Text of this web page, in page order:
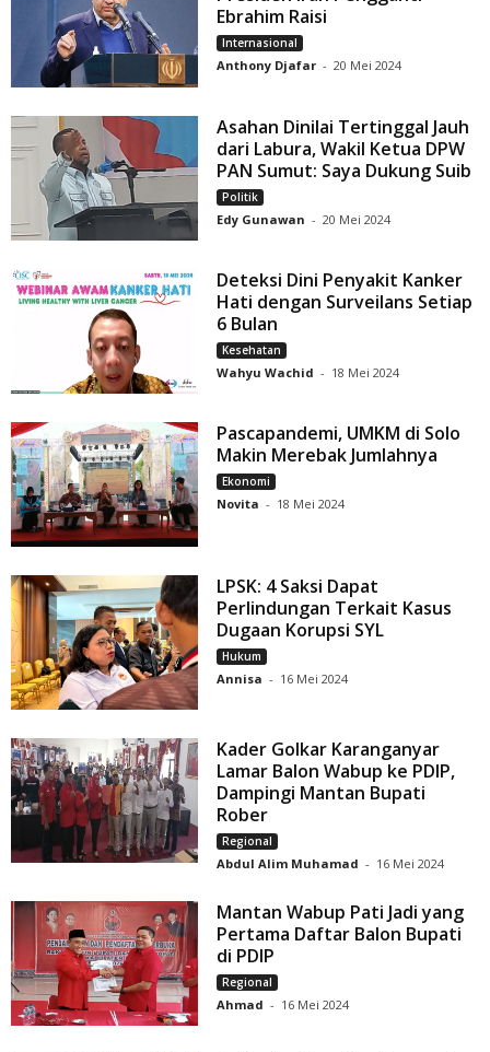
Ebrahim Raisi
Internasional
Anthony Djafar - 20 Mei 2024
Asahan Dinilai Tertinggal Jauh
dari Labura, Wakil Ketua DPW
PAN Sumut: Saya Dukung Suib
Politik
Edy Gunawan - 20 Mei 2024
Deteksi Dini Penyakit Kanker
Hati dengan Surveilans Setiap
6 Bulan
Kesehatan
Wahyu Wachid - 18 Mei 2024
Pascapandemi, UMKM di Solo
Makin Merebak Jumlahnya
Ekonomi
Novita - 18 Mei 2024
LPSK: 4 Saksi Dapat
Perlindungan Terkait Kasus
Dugaan Korupsi SYL
Hukum
Annisa - 16 Mei 2024
Kader Golkar Karanganyar
Lamar Balon Wabup ke PDIP,
Dampingi Mantan Bupati
Rober
Regional
Abdul Alim Muhamad - 16 Mei 2024
Mantan Wabup Pati Jadi yang
Pertama Daftar Balon Bupati
di PDIP
Regional
Ahmad - 16 Mei 2024